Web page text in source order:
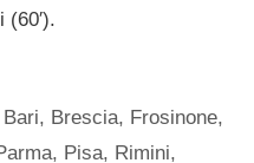
Bari, Brescia, Frosinone,
, Pisa, Rimini,